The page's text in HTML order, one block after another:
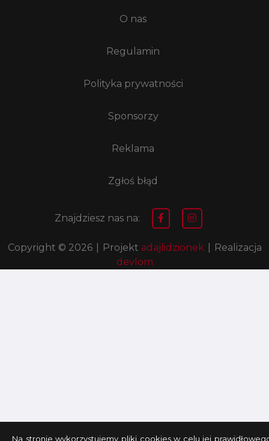
O nas
Regulamin
Polityka prywatności
Sponsorzy
Reklama
Zgłoś błąd
Znajdziesz nas na:
Copyright © 2026 Projekt adajlidzionek
Realizacja
devlom
Na stronie wykorzystujemy pliki cookies w celu jej